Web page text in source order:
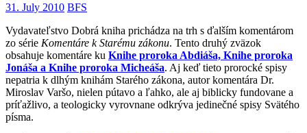
31. July 2010 BFS
Vydavateľstvo Dobrá kniha prichádza na trh s ďalším komentárom
zo série Komentáre k Starému zákonu. Tento druhý zväzok
obsahuje komentáre ku Knihe proroka Abdiáša, Knihe proroka
Jonáša a Knihe proroka Micheáša. Aj keď tieto prorocké spisy
nepatria k dlhým knihám Starého zákona, autor komentára Dr.
Miroslav Varšo, nielen pútavo a ľahko, ale aj biblicky fundovane a
príťažlivo, a teologicky vyrovnane odkrýva jedinečné spisy Svätého
písma.